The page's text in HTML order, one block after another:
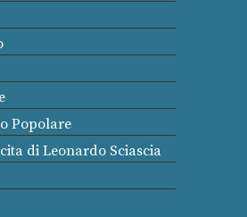
Popolare
di Leonardo Sciascia